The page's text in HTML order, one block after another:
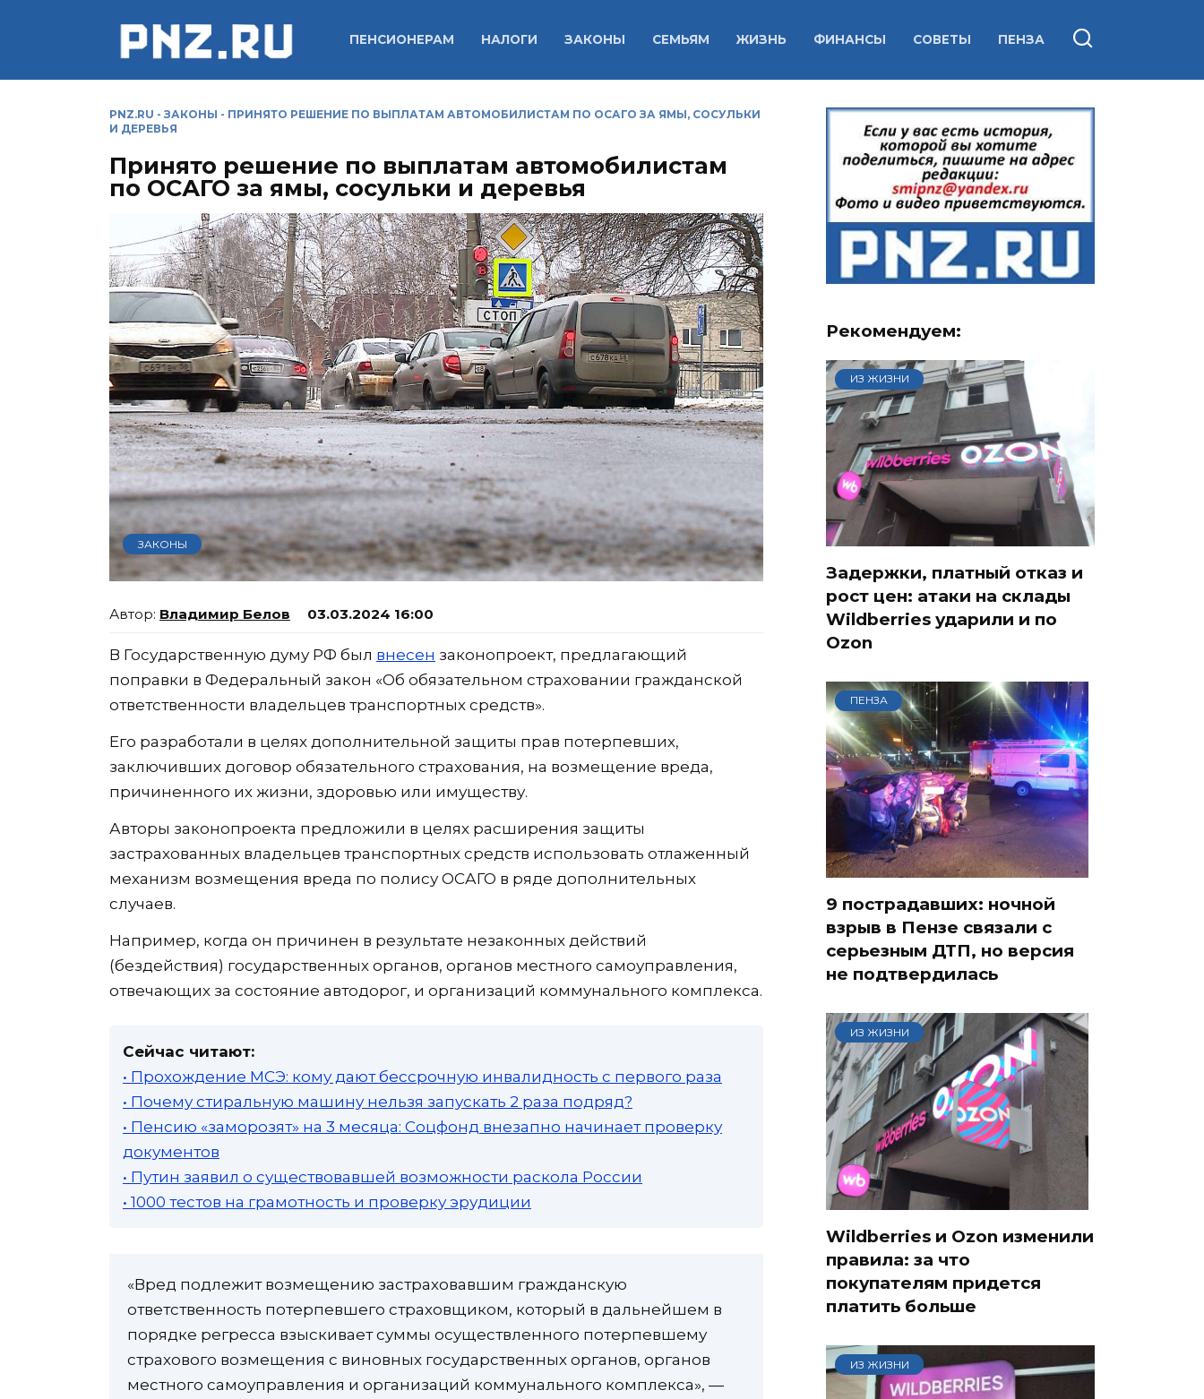
ПЕНСИОНЕРАМ НАЛОГИ ЗАКОНЫ СЕМЬЯМ ЖИЗНЬ ФИНАНСЫ СОВЕТЫ ПЕНЗА
PNZ.RU - ЗАКОНЫ - ПРИНЯТО РЕШЕНИЕ ПО ВЫПЛАТАМ АВТОМОБИЛИСТАМ ПО ОСАГО ЗА ЯМЫ, СОСУЛЬКИ
И ДЕРЕВЬЯ
Принято решение по выплатам автомобилистам
по ОСАГО за ямы, сосульки и деревья
ЗАКОНЫ
Владимир Белов 03.03.2024 16:00
В Государственную думу РФ был внесен законопроект, предлагающий
поправки в Федеральный закон «Об обязательном страховании гражданской
ответственности владельцев транспортных средств».
Его разработали в целях дополнительной защиты прав потерпевших,
заключивших договор обязательного страхования, на возмещение вреда,
причиненного их жизни, здоровью или имуществу.
Авторы законопроекта предложили в целях расширения защиты
застрахованных владельцев транспортных средств использовать отлаженный
механизм возмещения вреда по полису ОСАГО в ряде дополнительных
случаев.
Например, когда он причинен в результате незаконных действий
(бездействия) государственных органов, органов местного самоуправления,
отвечающих за состояние автодорог, и организаций коммунального комплекса.
Сейчас читают:
• Прохождение МСЭ: кому дают бессрочную инвалидность с первого раза
• Почему стиральную машину нельзя запускать 2 раза подряд?
• Пенсию «заморозят» на 3 месяца: Соцфонд внезапно начинает проверку
документов
• Путин заявил о существовавшей возможности раскола России
• 1000 тестов на грамотность и проверку эрудиции
«Вред подлежит возмещению застраховавшим гражданскую
ответственность потерпевшего страховщиком, который в дальнейшем в
порядке регресса взыскивает суммы осуществленного потерпевшему
страхового возмещения с виновных государственных органов, органов
местного самоуправления и организаций коммунального комплекса», —
Рекомендуем:
ИЗ ЖИЗНИ
Задержки, платный отказ и
рост цен: атаки на склады
Wildberries ударили и по
Ozon
ПЕНЗА
9 пострадавших: ночной
взрыв в Пензе связали с
серьезным ДТП, но версия
не подтвердилась
ИЗ ЖИЗНИ
Wildberries и Ozon изменили
правила: за что
покупателям придется
платить больше
ИЗ ЖИЗНИ